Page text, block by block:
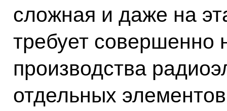
сложная и даже на
требует совершенно
производства
отдельных